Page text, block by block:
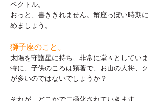
ベクトル。
おっと、書ききれません。蟹座っぽい時期
めましょう。
獅子座のこと。
太陽を守護星に持ち、非常に堂々としていま
特に、子供のころは顕著で、お山の大将、
が多いのではないでしょうか？
それが、どこかで二極化されていきます。